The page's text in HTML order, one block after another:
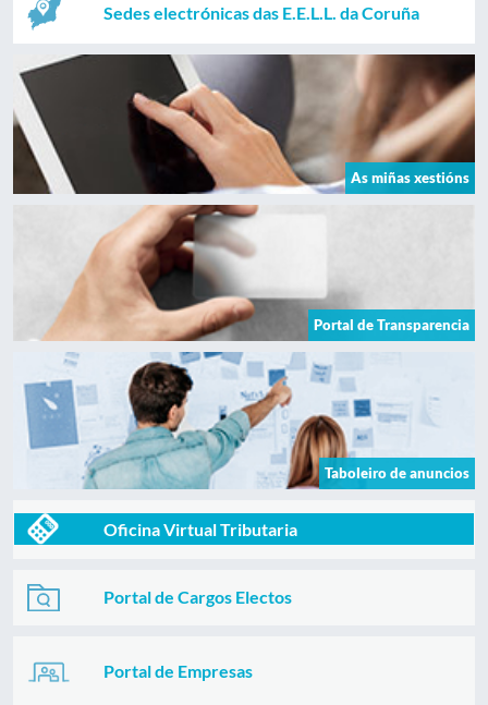
Sedes electrónicas das E.E.L.L. da Coruña
As miñas xestións
Portal de Transparencia
Taboleiro de anuncios
Oficina Virtual Tributaria
Portal de Cargos Electos
Portal de Empresas